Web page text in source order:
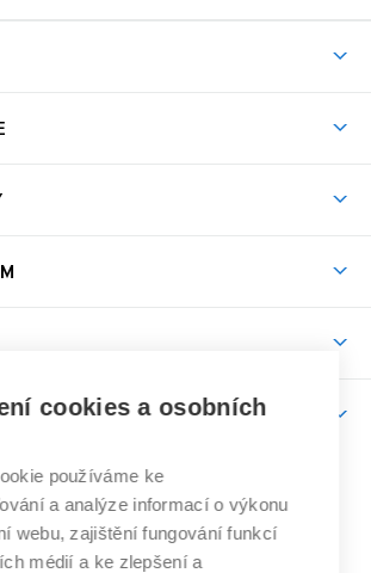
roku
údajů studentů
rada
kvality výzkumu
/ ContriBUTe
učení
technické
cookies a osobních
používáme ke
a analýze informací o výkonu
webu, zajištění fungování funkcí
médií a ke zlepšení a